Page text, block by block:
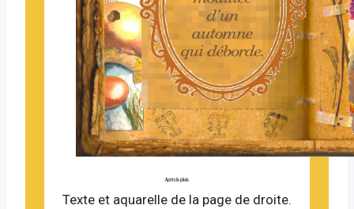
Après la pluie.
Texte et aquarelle de la page de droite.